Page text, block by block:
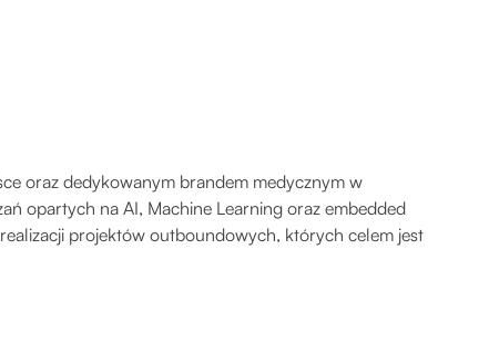
oraz dedykowanym brandem medycznym w
opartych na AI, Machine Learning oraz embedded
projektów outboundowych, których celem jest